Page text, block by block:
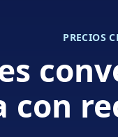
PRECIOS
con